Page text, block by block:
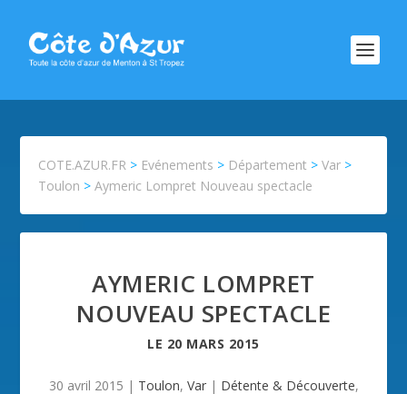
COTE.AZUR.FR > Evénements > Département >Var >
Toulon >Aymeric Lompret Nouveau spectacle
AYMERIC LOMPRET
NOUVEAU SPECTACLE
LE 20 MARS 2015
30 avril 2015 | Toulon, Var| Détente & Découverte,